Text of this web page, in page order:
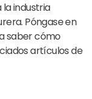
industria
Póngase en
saber cómo
artículos de